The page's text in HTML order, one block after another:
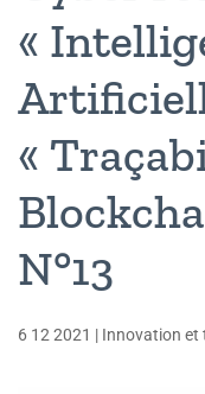
«
«
N°13
6 12 2021 | Innovation et